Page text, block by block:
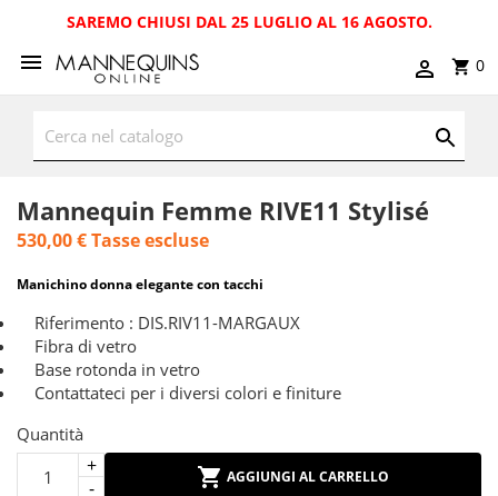
SAREMO CHIUSI DAL 25 LUGLIO AL 16 AGOSTO.
0
Mannequin Femme RIVE11 Stylisé
530,00 €Tasse escluse
Manichino donna elegante con tacchi
Riferimento : DIS.RIV11-MARGAUX
Fibra di vetro
Base rotonda in vetro
Contattateci per i diversi colori e finiture
Quantità
AGGIUNGI AL CARRELLO